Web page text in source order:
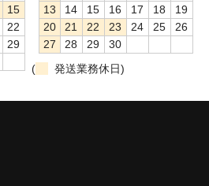
15
22
29
13
14 15 16 17 18
19
20
21 22 23 24 25
26
27
28 29
30
(
発送業務休日)